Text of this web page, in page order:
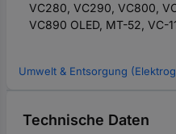
VC280, VC290, VC800,
VC890 OLED, MT-52, VC-
Umwelt & Entsorgung
Technische Daten